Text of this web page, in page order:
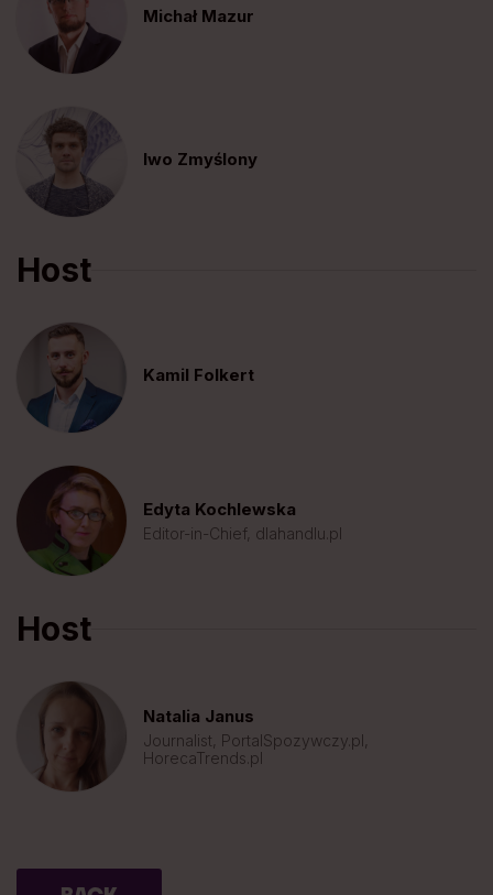
Michał Mazur
Iwo Zmyślony
Host
Kamil Folkert
Edyta Kochlewska
Editor-in-Chief, dlahandlu.pl
Host
Natalia Janus
Journalist, PortalSpozywczy.pl,
HorecaTrends.pl